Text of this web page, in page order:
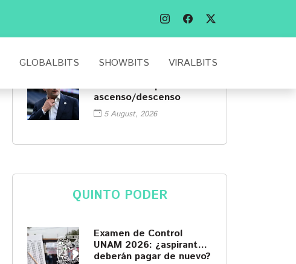
GLOBALBITS SHOWBITS VIRALBITS
presente de Álvaro
Fidalgo tras ir a Europa
Mikel Arriola por el
ascenso/descenso
5 August, 2026
QUINTO PODER
Examen de Control
UNAM 2026: ¿aspirantes
deberán pagar de nuevo?